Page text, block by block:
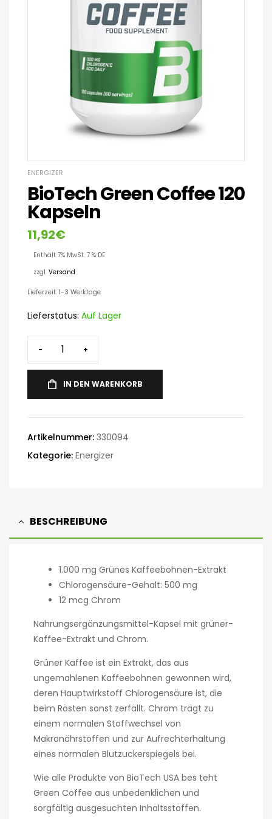
ENERGIZER
BioTech Green Coffee 120
Kapseln
11,92€
Enthält 7% MwSt. 7 % DE
zzgl. Versand
Lieferzeit: 1-3 Werktage
Lieferstatus: Auf Lager
- +
IN DEN WARENKORB
Artikelnummer: 330094
Kategorie: Energizer
BESCHREIBUNG
1.000 mg Grünes Kaffeebohnen-Extrakt
Chlorogensäure-Gehalt: 500 mg
12 mcg Chrom
Nahrungsergänzungsmittel-Kapsel mit grüner-
Kaffee-Extrakt und Chrom.
Grüner Kaffee ist ein Extrakt, das aus
ungemahlenen Kaffeebohnen gewonnen wird,
deren Hauptwirkstoff Chlorogensäure ist, die
beim Rösten sonst zerfällt. Chrom trägt zu
einem normalen Stoffwechsel von
Makronährstoffen und zur Aufrechterhaltung
eines normalen Blutzuckerspiegels bei.
Wie alle Produkte von BioTech USA bes teht
Green Coffee aus unbedenklichen und
sorgfältig ausgesuchten Inhaltsstoffen.